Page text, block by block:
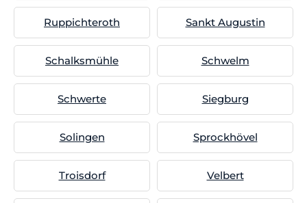
Ruppichteroth Sankt Augustin
Schalksmühle Schwelm
Schwerte Siegburg
Solingen Sprockhövel
Troisdorf Velbert